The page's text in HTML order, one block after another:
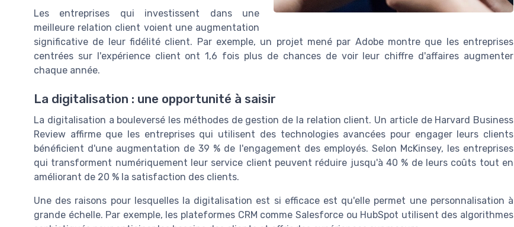
Les entreprises qui investissent dans une
meilleure relation client voient une augmentation
significative de leur fidélité client. Par exemple, un projet mené par Adobe montre que les entreprises
centrées sur l'expérience client ont 1,6 fois plus de chances de voir leur chiffre d'affaires augmenter
chaque année.
La digitalisation : une opportunité à saisir
La digitalisation a bouleversé les méthodes de gestion de la relation client. Un article de Harvard Business
Review affirme que les entreprises qui utilisent des technologies avancées pour engager leurs clients
bénéficient d'une augmentation de 39 % de l'engagement des employés. Selon McKinsey, les entreprises
qui transforment numériquement leur service client peuvent réduire jusqu'à 40 % de leurs coûts tout en
améliorant de 20 % la satisfaction des clients.
Une des raisons pour lesquelles la digitalisation est si efficace est qu'elle permet une personnalisation à
grande échelle. Par exemple, les plateformes CRM comme Salesforce ou HubSpot utilisent des algorithmes